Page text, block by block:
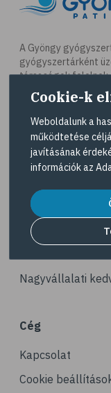
# síelés
# szánkózás
# snowboard
#
# pszichológia
# hátfájás
# fertőző
#
#
#
# agy
# agyműködés
A Gyöngy
gyógyszertárként
társaságok
működésért. A
elérhetőségeit a
tekintheti meg.
Navigáció
Gyöngy Patika
Nagyvállalati
Cég
Kapcsolat
Cookie
Cookie-k
Weboldalunk a
működtetése
javításának
információk az